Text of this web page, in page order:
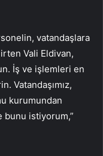
vatandaşlara
Vali Eldivan,
İş ve işlemleri en
Vatandaşımız,
kurumundan
bunu istiyorum,”